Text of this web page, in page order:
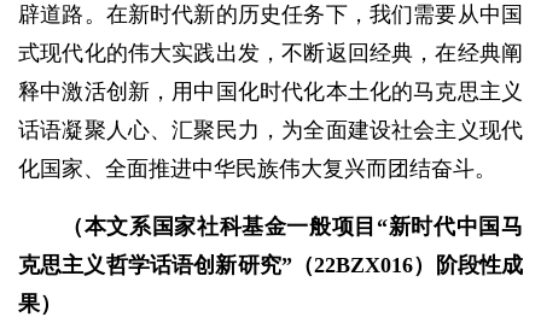
辟道路。在新时代新的历史任务下，我们需要从中国
式现代化的伟大实践出发，不断返回经典，在经典阐
释中激活创新，用中国化时代化本土化的马克思主义
话语凝聚人心、汇聚民力，为全面建设社会主义现代
化国家、全面推进中华民族伟大复兴而团结奋斗。
（本文系国家社科基金一般项目“新时代中国马
克思主义哲学话语创新研究”（22BZX016）阶段性成
果）